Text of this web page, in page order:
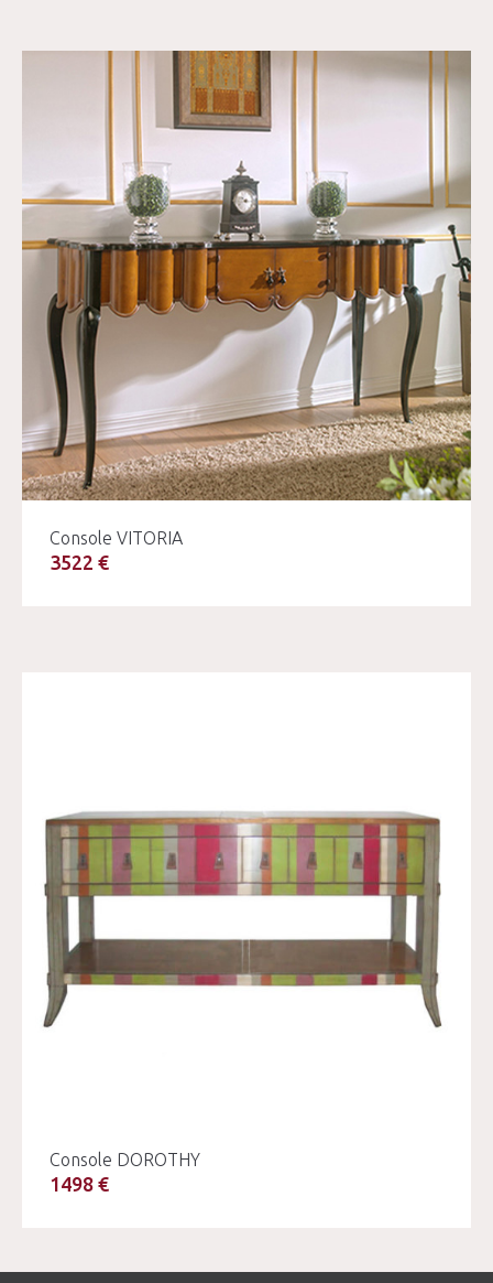
Console VITORIA
3522 €
Console DOROTHY
1498 €